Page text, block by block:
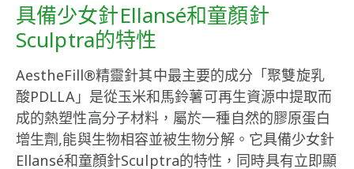
具備少女針Ellansé和童顏針
Sculptra的特性
AestheFill®精靈針其中最主要的成分「聚雙旋乳
酸PDLLA」是從玉米和馬鈴薯可再生資源中提取而
成的熱塑性高分子材料，屬於一種自然的膠原蛋白
增生劑,能與生物相容並被生物分解。它具備少女針
Ellansé和童顏針Sculptra的特性，同時具有立即顯